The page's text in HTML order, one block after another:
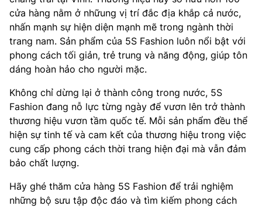
cửa hàng nằm ở nhữung vị trí đắc địa khắp cả nước,
nhấn mạnh sự hiện diện mạnh mẽ trong ngành thời
trang nam. Sản phẩm của 5S Fashion luôn nổi bật với
phong cách tối giản, trẻ trung và năng động, giúp tôn
dáng hoàn hảo cho người mặc.
Không chỉ dừng lại ở thành công trong nước, 5S
Fashion đang nỗ lực từng ngày để vươn lên trở thành
thương hiệu vươn tầm quốc tế. Mỗi sản phẩm đều thể
hiện sự tinh tế và cam kết của thương hiệu trong việc
cung cấp phong cách thời trang hiện đại mà vẫn đảm
bảo chất lượng.
Hãy ghé thăm cửa hàng 5S Fashion để trải nghiệm
những bộ sưu tập độc đáo và tìm kiếm phong cách